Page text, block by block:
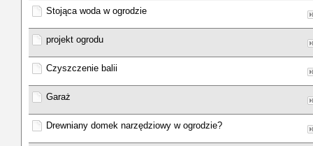
Stojąca woda w ogrodzie
projekt ogrodu
Czyszczenie balii
Garaż
Drewniany domek narzędziowy w ogrodzie?